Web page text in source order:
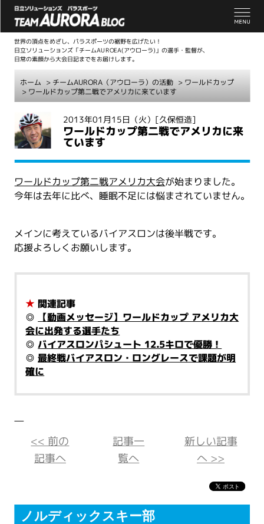
世界の頂点をめざし、パラスポーツの裾野を広げたい！
日立ソリューションズ「チームAUROEA(アウローラ)」の選手・監督が、
日常の素顔から大会日記までをお届けします。
ホーム > チームAURORA（アウローラ）の活動 > ワールドカップ
> ワールドカップ第二戦でアメリカに来ています
2013年01月15日（火） [久保恒造]
ワールドカップ第二戦でアメリカに来
ています
ワールドカップ第二戦アメリカ大会が始まりました。
今年は去年に比べ、睡眠不足には悩まされていません。
メインに考えているバイアスロンは後半戦です。
応援よろしくお願いします。
★ 関連記事
◎ 【動画メッセージ】ワールドカップ アメリカ大
会に出発する選手たち
◎バイアスロンパシュート 12.5キロで優勝！
◎最終戦バイアスロン・ロングレースで課題が明
確に
<< 前の
記事へ
記事一
覧へ
新しい記事
へ >>
ノルディックスキー部